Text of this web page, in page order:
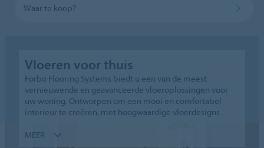
Waar te koop?
Vloeren voor thuis
Forbo Flooring Systems biedt u een van de meest
vernieuwende en geavanceerde vloeroplossingen voor
uw woning. Ontworpen om een mooi en comfortabel
interieur te creëren, met hoogwaardige vloerdesigns.
MEER